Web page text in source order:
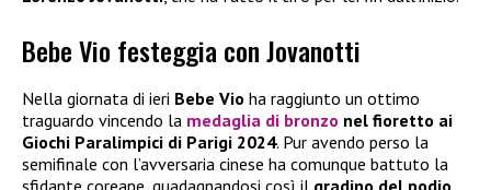
Bebe Vio festeggia con Jovanotti
Nella giornata di ieri Bebe Vio ha raggiunto un ottimo
traguardo vincendo la medaglia di bronzo nel fioretto ai
Giochi Paralimpici di Parigi 2024. Pur avendo perso la
semifinale con l’avversaria cinese ha comunque battuto la